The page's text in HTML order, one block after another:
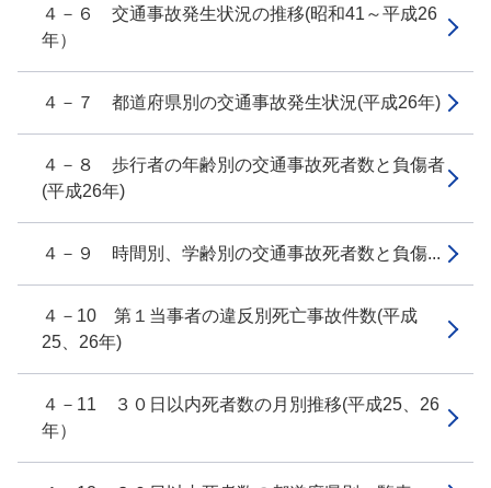
４－６ 交通事故発生状況の推移(昭和41～平成26
年）
４－７ 都道府県別の交通事故発生状況(平成26年)
４－８ 歩行者の年齢別の交通事故死者数と負傷者
(平成26年)
４－９ 時間別、学齢別の交通事故死者数と負傷...
４－10 第１当事者の違反別死亡事故件数(平成
25、26年)
４－11 ３０日以内死者数の月別推移(平成25、26
年）